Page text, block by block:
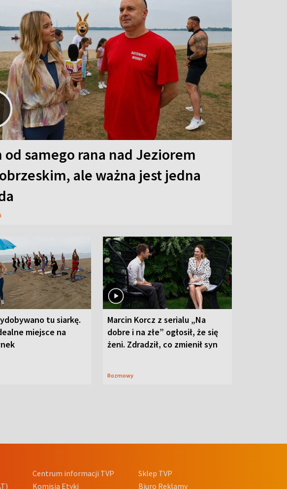
od samego rana nad Jeziorem
ale ważna jest jedna
tu siarkę.
miejsce na
Marcin Korcz z serialu „Na
dobre i na złe” ogłosił, że się
żeni. Zdradził, co zmienił syn
Rozmowy
Centrum informacji TVP
Komisja Etyki
Sklep TVP
Biuro Reklamy